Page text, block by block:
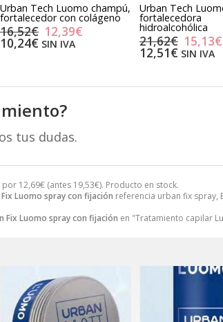
por 12,69€ (antes 19,53€). Producto en stock.
Luomo spray con fijación referencia urban fix spray,
Fix Luomo spray con fijación en "Tratamiento capilar
Urban Tech Luomo champú,
fortalecedor con colágeno
16,52€ 12,39€
10,24€ SIN IVA
Urban Tech
fortalecedora
hidroalcohólica
21,62€ 15,13€
12,51€ SIN IVA
tus dudas.